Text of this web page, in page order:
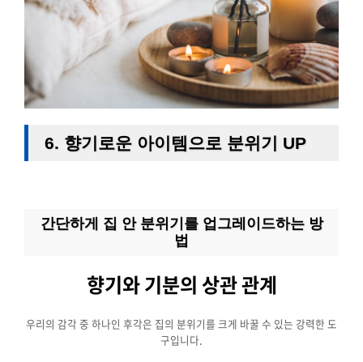
6. 향기로운 아이템으로 분위기 UP
간단하게 집 안 분위기를 업그레이드하는 방
법
향기와 기분의 상관 관계
우리의 감각 중 하나인 후각은 집의 분위기를 크게 바꿀 수 있는 강력한 도
구입니다.